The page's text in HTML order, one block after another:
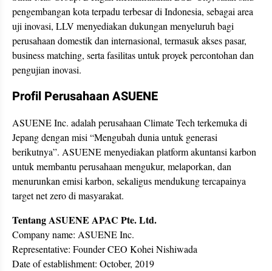
pengembangan kota terpadu terbesar di Indonesia, sebagai area
uji inovasi, LLV menyediakan dukungan menyeluruh bagi
perusahaan domestik dan internasional, termasuk akses pasar,
business matching, serta fasilitas untuk proyek percontohan dan
pengujian inovasi.
Profil Perusahaan ASUENE
ASUENE Inc. adalah perusahaan Climate Tech terkemuka di
Jepang dengan misi “Mengubah dunia untuk generasi
berikutnya”. ASUENE menyediakan platform akuntansi karbon
untuk membantu perusahaan mengukur, melaporkan, dan
menurunkan emisi karbon, sekaligus mendukung tercapainya
target net zero di masyarakat.
Tentang ASUENE APAC Pte. Ltd.
Company name: ASUENE Inc.
Representative: Founder CEO Kohei Nishiwada
Date of establishment: October, 2019